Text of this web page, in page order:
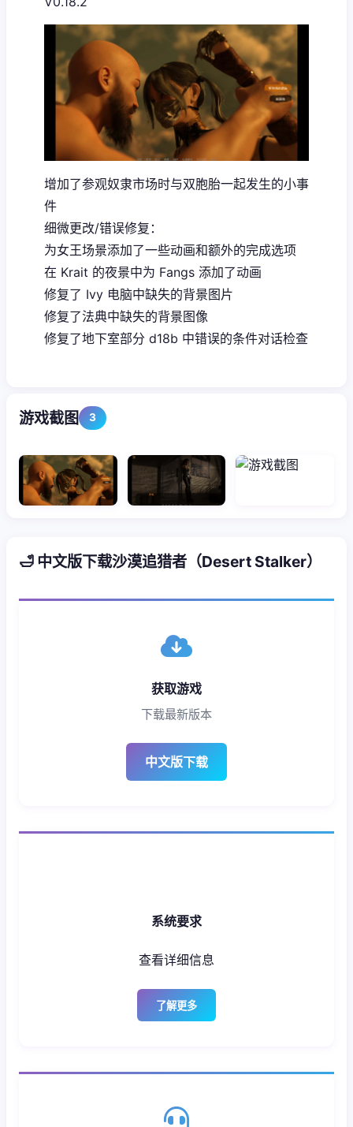
增加了参观奴隶市场时与双胞胎一起发生的小事
件
细微更改/错误修复：
为女王场景添加了一些动画和额外的完成选项
在 Krait 的夜景中为 Fangs 添加了动画
修复了 Ivy 电脑中缺失的背景图片
修复了法典中缺失的背景图像
修复了地下室部分 d18b 中错误的条件对话检查
游戏截图 3
🛁 中文版下载沙漠追猎者（Desert Stalker）
获取游戏
下载最新版本
中文版下载
系统要求
查看详细信息
了解更多